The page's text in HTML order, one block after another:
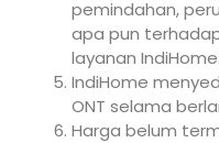
pemindahan,
apa pun
layanan IndiHome.
IndiHome
ONT selama
Harga belum